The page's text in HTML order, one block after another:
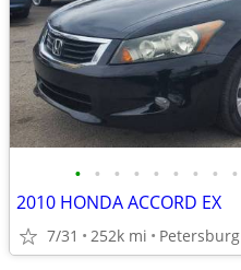
• • • • • • • • •
2010 HONDA ACCORD EX
7/31 252k mi Petersburg